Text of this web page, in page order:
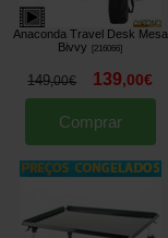
Anaconda Travel Desk Mesa
Bivvy [216066]
149,00€ 139,00€
Comprar